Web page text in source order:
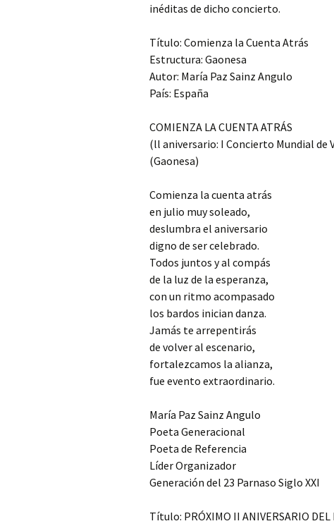
inéditas de dicho concierto.
Título: Comienza la Cuenta Atrás
Estructura: Gaonesa
Autor: María Paz Sainz Angulo
País: España
COMIENZA LA CUENTA ATRÁS
(ll aniversario: I Concierto Mundial de
(Gaonesa)
Comienza la cuenta atrás
en julio muy soleado,
deslumbra el aniversario
digno de ser celebrado.
Todos juntos y al compás
de la luz de la esperanza,
con un ritmo acompasado
los bardos inician danza.
Jamás te arrepentirás
de volver al escenario,
fortalezcamos la alianza,
fue evento extraordinario.
María Paz Sainz Angulo
Poeta Generacional
Poeta de Referencia
Líder Organizador
Generación del 23 Parnaso Siglo XXI
Título: PRÓXIMO II ANIVERSARIO DEL